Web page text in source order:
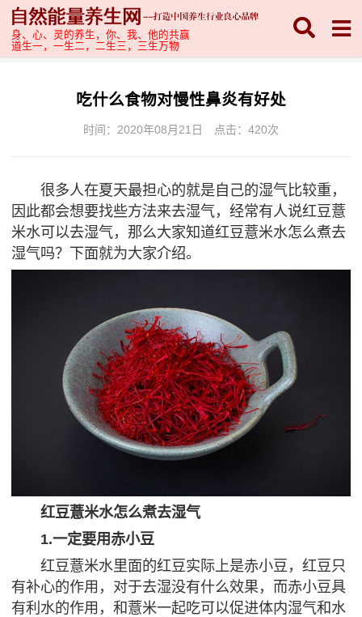
身、心、灵的养生，你、我、他的共赢
道生一，一生二，二生三，三生万物
吃什么食物对慢性鼻炎有好处
时间：2020年08月21日 点击： 420次
很多人在夏天最担心的就是自己的湿气比较重，
因此都会想要找些方法来去湿气，经常有人说红豆薏
米水可以去湿气，那么大家知道红豆薏米水怎么煮去
湿气吗？下面就为大家介绍。
红豆薏米水怎么煮去湿气
1.一定要用赤小豆
红豆薏米水里面的红豆实际上是赤小豆，红豆只
有补心的作用，对于去湿没有什么效果，而赤小豆具
有利水的作用，和薏米一起吃可以促进体内湿气和水